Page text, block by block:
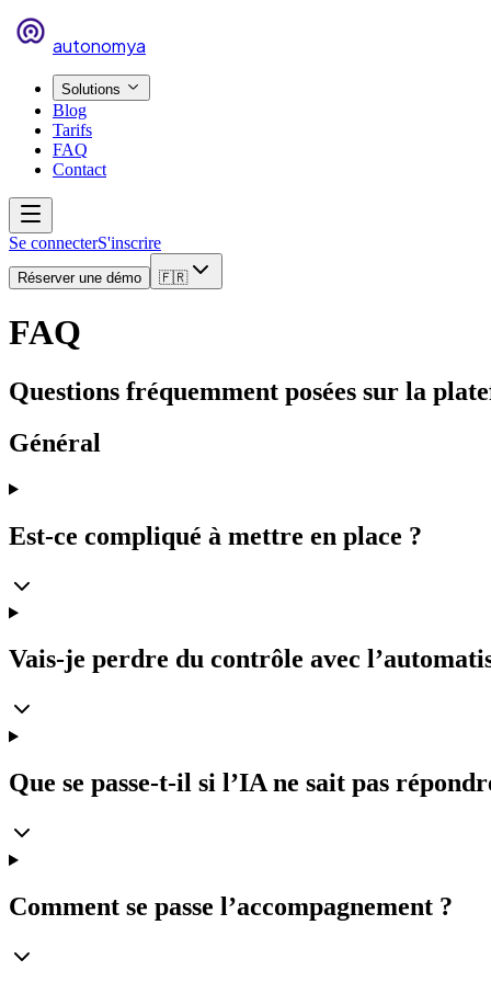
autonomya
Solutions
Blog
Tarifs
FAQ
Contact
Se connecterS'inscrire
Réserver une démo 🇫🇷
FAQ
Questions fréquemment posées sur la
Général
Est-ce compliqué à mettre en place ?
Vais-je perdre du contrôle avec
Que se passe-t-il si l’IA ne sait pas
Comment se passe l’accompagnement ?